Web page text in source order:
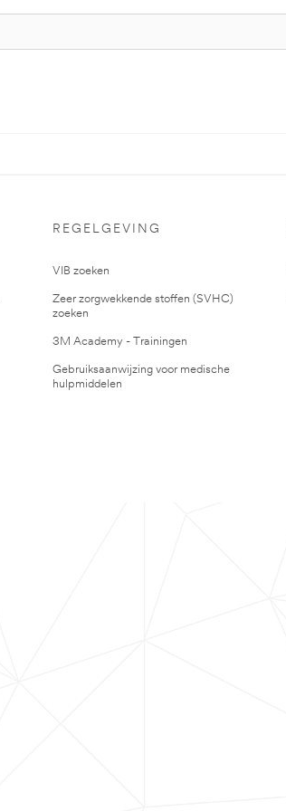
REGELGEVING
VIB zoeken
Zeer zorgwekkende stoffen (SVHC)
zoeken
3M Academy - Trainingen
Gebruiksaanwijzing voor medische
hulpmiddelen